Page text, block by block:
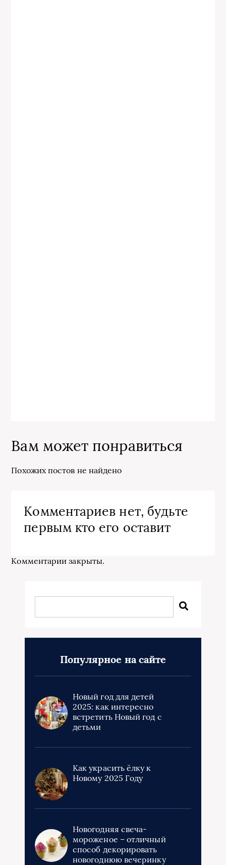
Вам может понравиться
Похожих постов не найдено
Комментариев нет, будьте
первым кто его оставит
Комментарии закрыты.
Популярное на сайте
Новый год для детей
2025: как интересно
встретить Новый год с
детьми
Как украсить ёлку к
Новому 2025 Году
Новогодняя свеча-
мороженое – отличный
способ декорировать
новогоднюю вечеринку